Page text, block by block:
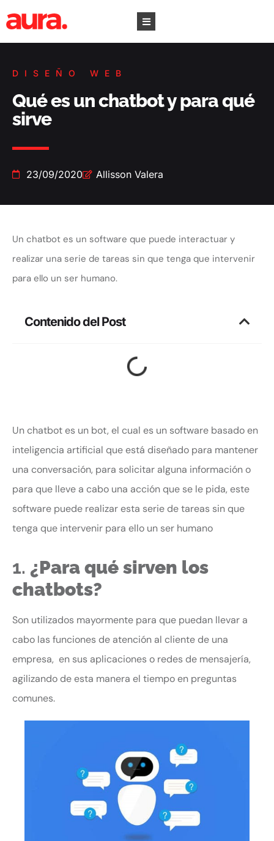
DISEÑO WEB
Qué es un chatbot y para qué
sirve
23/09/2020 Allisson Valera
Un chatbot es un software que puede interactuar y
realizar una serie de tareas sin que tenga que intervenir
para ello un ser humano.
Contenido del Post
Un chatbot es un bot, el cual es un software basado en
inteligencia artificial que está diseñado para mantener
una conversación, para solicitar alguna información o
para que lleve a cabo una acción que se le pida, este
software puede realizar esta serie de tareas sin que
tenga que intervenir para ello un ser humano
1. ¿Para qué sirven los
chatbots?
Son utilizados mayormente para que puedan llevar a
cabo las funciones de atención al cliente de una
empresa, en sus aplicaciones o redes de mensajería,
agilizando de esta manera el tiempo en preguntas
comunes.